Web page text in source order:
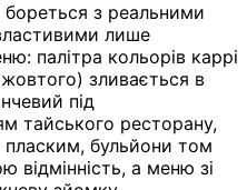
бореться з реальними
лише
палітра кольорів каррі
зливається в
під
тайського ресторану,
бульйони том
відмінність, а меню зі